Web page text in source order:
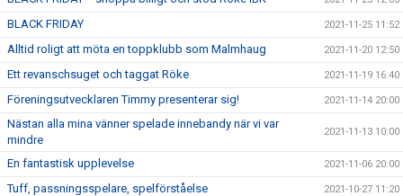
BLACK FRIDAY 2021-11-25 11:52
Alltid roligt att möta en toppklubb som Malmhaug 2021-11-20 12:50
Ett revanschsuget och taggat Röke 2021-11-19 16:40
Föreningsutvecklaren Timmy presenterar sig! 2021-11-14 20:00
Nästan alla mina vänner spelade innebandy när vi var
mindre
2021-11-13 10:00
En fantastisk upplevelse 2021-11-06 20:00
Tuff, passningsspelare, spelförståelse 2021-10-27 11:20